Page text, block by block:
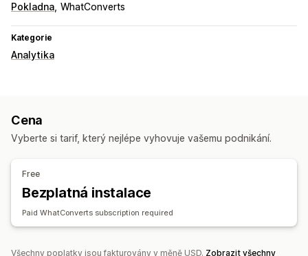
Pokladna WhatConverts
Kategorie
Analytika
Cena
Vyberte si tarif, který nejlépe vyhovuje vašemu podnikání.
Free
Bezplatná instalace
Paid WhatConverts subscription required
Všechny poplatky jsou fakturovány v měně USD. Zobrazit všechny